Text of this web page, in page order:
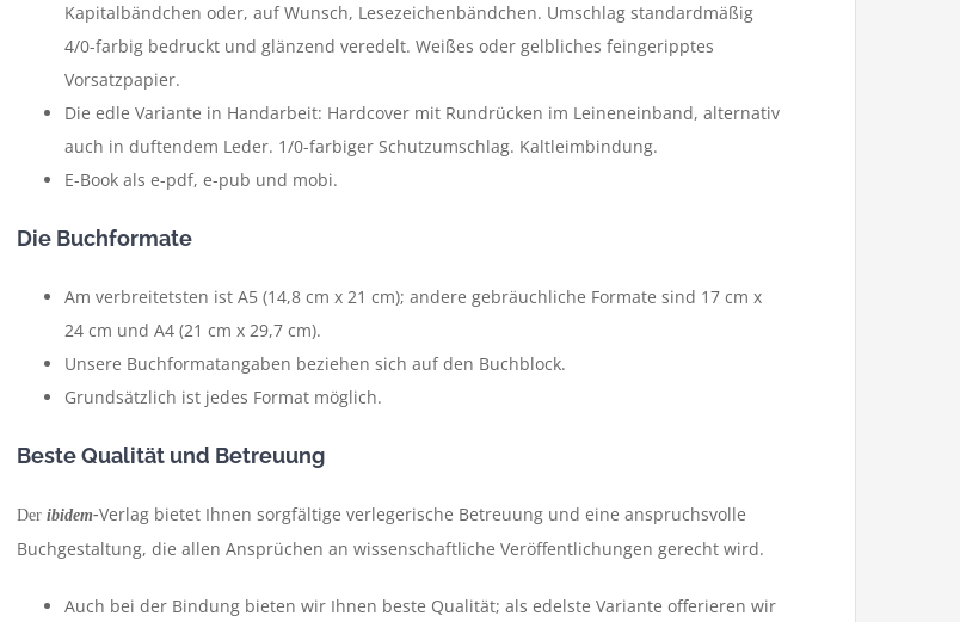
Kapitalbändchen oder, auf Wunsch, Lesezeichenbändchen. Umschlag standardmäßig
4/0-farbig bedruckt und glänzend veredelt. Weißes oder gelbliches feingeripptes
Vorsatzpapier.
Die edle Variante in Handarbeit: Hardcover mit Rundrücken im Leineneinband, alternativ
auch in duftendem Leder. 1/0-farbiger Schutzumschlag. Kaltleimbindung.
E-Book als e-pdf, e-pub und mobi.
Die Buchformate
Am verbreitetsten ist A5 (14,8 cm x 21 cm); andere gebräuchliche Formate sind 17 cm x
24 cm und A4 (21 cm x 29,7 cm).
Unsere Buchformatangaben beziehen sich auf den Buchblock.
Grundsätzlich ist jedes Format möglich.
Beste Qualität und Betreuung
Der ibidem-Verlag bietet Ihnen sorgfältige verlegerische Betreuung und eine anspruchsvolle
Buchgestaltung, die allen Ansprüchen an wissenschaftliche Veröffentlichungen gerecht wird.
Auch bei der Bindung bieten wir Ihnen beste Qualität; als edelste Variante offerieren wir